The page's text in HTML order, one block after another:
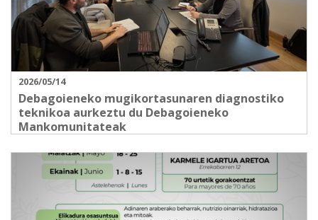
2026/05/14
Debagoieneko mugikortasunaren diagnostiko
teknikoa aurkeztu du Debagoieneko
Mankomunitateak